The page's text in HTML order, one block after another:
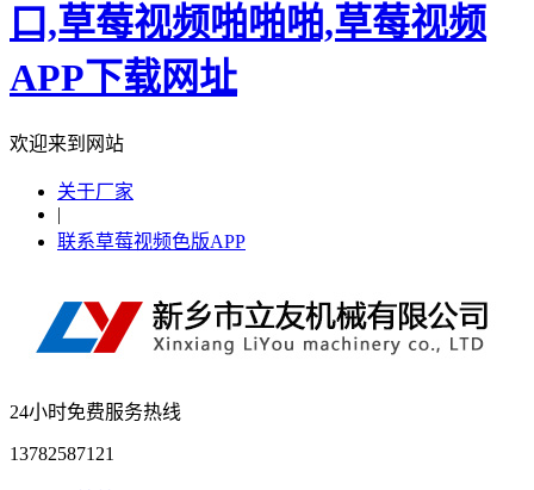
口,草莓视频啪啪啪,草莓视频
APP下载网址
欢迎来到网站
关于厂家
|
联系草莓视频色版APP
24小时免费服务热线
13782587121